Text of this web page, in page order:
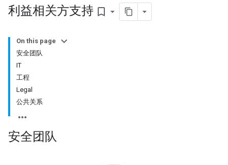
利益相关方支持 bookmark_border
On this page
安全团队
IT
工程
Legal
公共关系
安全团队